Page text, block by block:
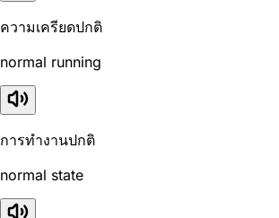
ความเครียดปกติ
normal running
การทำงานปกติ
normal state